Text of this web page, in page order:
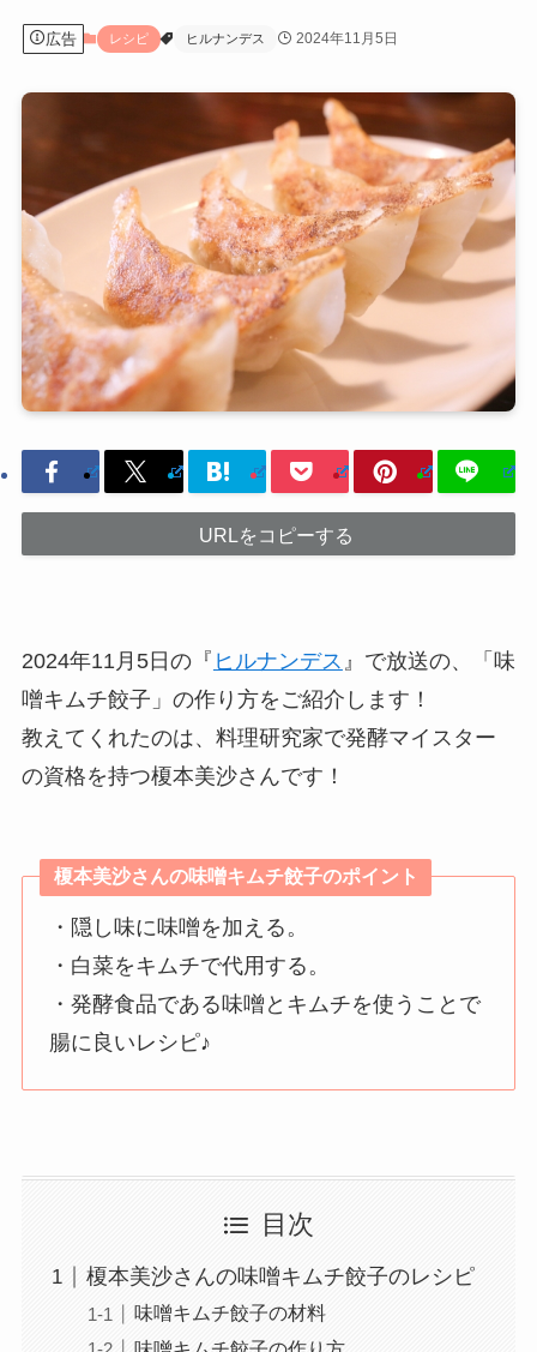
広告 レシピ ヒルナンデス 2024年11月5日
URLをコピーする
2024年11月5日の『 ヒルナンデス 』で放送の、「味
噌キムチ餃子」の作り方をご紹介します！
教えてくれたのは、料理研究家で発酵マイスター
の資格を持つ榎本美沙さんです！
榎本美沙さんの味噌キムチ餃子のポイント
・隠し味に味噌を加える。
・白菜をキムチで代用する。
・発酵食品である味噌とキムチを使うことで
腸に良いレシピ♪
目次
榎本美沙さんの味噌キムチ餃子のレシピ
味噌キムチ餃子の材料